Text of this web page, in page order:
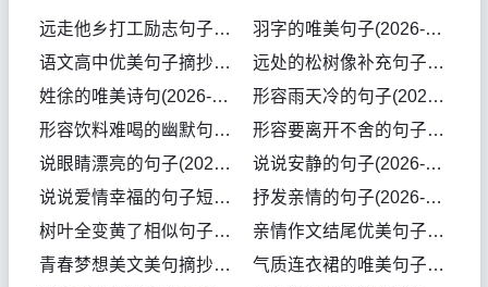
远走他乡打工励志句子(2026-08-04句子)
羽字的唯美句子(2026-08-04句子)
语文高中优美句子摘抄大全(2026-08-04句子)
远处的松树像补充句子(2026-08-04句子)
姓徐的唯美诗句(2026-08-03句子)
形容雨天冷的句子(2026-08-03句子)
形容饮料难喝的幽默句子(2026-08-03句子)
形容要离开不舍的句子(2026-08-03句子)
说眼睛漂亮的句子(2026-07-31句子)
说说安静的句子(2026-07-31句子)
说说爱情幸福的句子短句(2026-07-31句子)
抒发亲情的句子(2026-07-31句子)
树叶全变黄了相似句子(2026-07-31句子)
亲情作文结尾优美句子(2026-07-30句子)
青春梦想美文美句摘抄(2026-07-30句子)
气质连衣裙的唯美句子(2026-07-30句子)